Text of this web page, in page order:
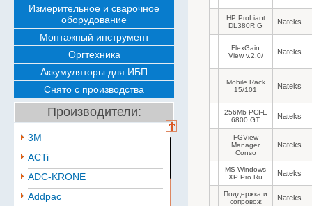
Измерительное и сварочное
оборудование
Монтажный инструмент
Оргтехника
Аккумуляторы для ИБП
Снято с производства
Производители:
3M
ACTi
ADC-KRONE
Addpac
HP ProLiant
DL380R G
Nateks
FlexGain
View v.2.0/
Nateks
Mobile Rack
15/101
Nateks
256Mb PCI-E
6800 GT
Nateks
FGView
Manager
Conso
Nateks
MS Windows
XP Pro Ru
Nateks
Поддержка и
сопровож
Nateks